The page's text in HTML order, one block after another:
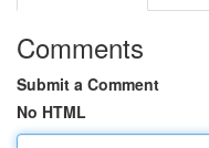
Comments
Submit a Comment
No HTML